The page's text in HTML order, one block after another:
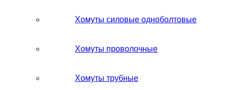
Хомуты силовые одноболтовые
Хомуты проволочные
Хомуты трубные